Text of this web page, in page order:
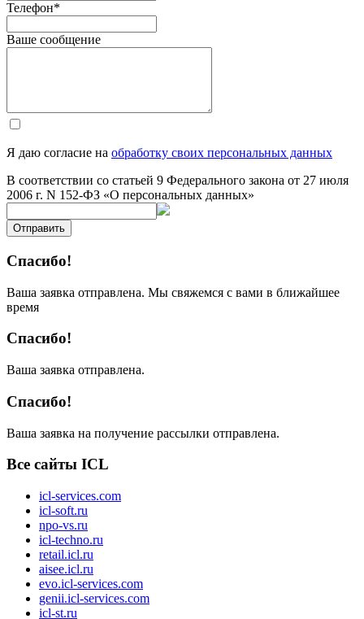
Телефон*
Ваше сообщение
Я даю согласие на обработку своих персональных данных
В соответствии со статьей 9 Федерального закона от 27 июля
2006 г. N 152-ФЗ «О персональных данных»
Отправить
Спасибо!
Ваша заявка отправлена. Мы свяжемся с вами в ближайшее
время
Спасибо!
Ваша заявка отправлена.
Спасибо!
Ваша заявка на получение рассылки отправлена.
Все сайты ICL
icl-services.com
icl-soft.ru
npo-vs.ru
icl-techno.ru
retail.icl.ru
aisee.icl.ru
evo.icl-services.com
genii.icl-services.com
icl-st.ru